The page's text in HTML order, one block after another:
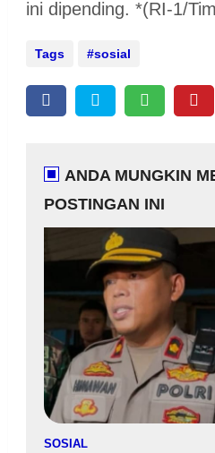
ini dipending. *(RI-1/
Tags sosial
ANDA MUNGKIN
POSTINGAN INI
SOSIAL